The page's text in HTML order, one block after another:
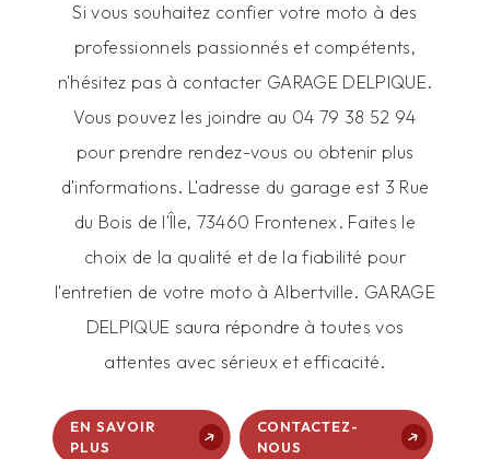
Si vous souhaitez confier votre moto à des
professionnels passionnés et compétents,
n'hésitez pas à contacter GARAGE DELPIQUE.
Vous pouvez les joindre au 04 79 38 52 94
pour prendre rendez-vous ou obtenir plus
d'informations. L'adresse du garage est 3 Rue
du Bois de l'Île, 73460 Frontenex. Faites le
choix de la qualité et de la fiabilité pour
l'entretien de votre moto à Albertville. GARAGE
DELPIQUE saura répondre à toutes vos
attentes avec sérieux et efficacité.
EN SAVOIR
PLUS
CONTACTEZ-
NOUS